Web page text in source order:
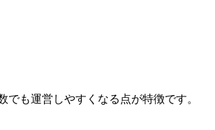
も運営しやすくなる点が特徴です。